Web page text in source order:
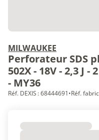
MILWAUKEE
Perforateur SDS
502X - 18V - 2,3 J
- MY36
Réf. DEXIS : 68444691•Réf.